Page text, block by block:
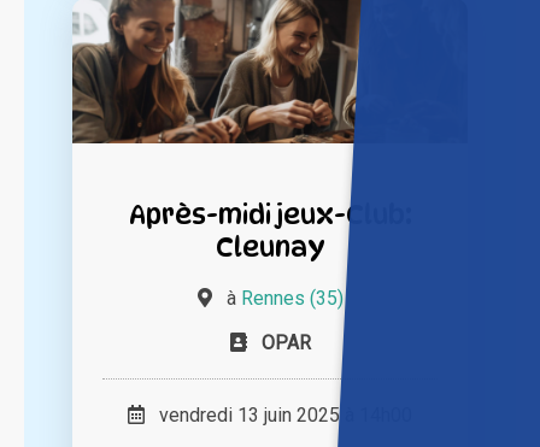
Après-midi jeux-Club:
Cleunay
à Rennes (35)
OPAR
vendredi 13 juin 2025 à 14h00